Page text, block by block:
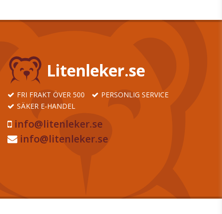
Litenleker.se
FRI FRAKT ÖVER 500
PERSONLIG SERVICE
SÄKER E-HANDEL
info@litenleker.se
info@litenleker.se